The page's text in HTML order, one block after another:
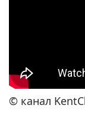
© канал